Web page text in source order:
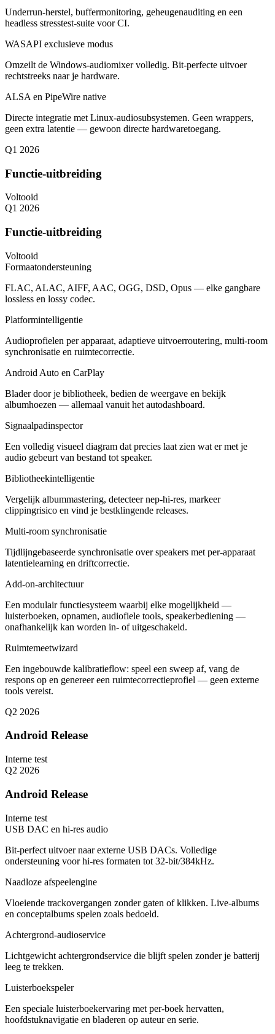
Underrun-herstel, buffermonitoring, geheugenauditing en een
headless stresstest-suite voor CI.
WASAPI exclusieve modus
Omzeilt de Windows-audiomixer volledig. Bit-perfecte uitvoer
rechtstreeks naar je hardware.
ALSA en PipeWire native
Directe integratie met Linux-audiosubsystemen. Geen wrappers,
geen extra latentie — gewoon directe hardwaretoegang.
Q1 2026
Functie-uitbreiding
Voltooid
Q1 2026
Functie-uitbreiding
Voltooid
Formaatondersteuning
FLAC, ALAC, AIFF, AAC, OGG, DSD, Opus — elke gangbare
lossless en lossy codec.
Platformintelligentie
Audioprofielen per apparaat, adaptieve uitvoerroutering, multi-room
synchronisatie en ruimtecorrectie.
Android Auto en CarPlay
Blader door je bibliotheek, bedien de weergave en bekijk
albumhoezen — allemaal vanuit het autodashboard.
Signaalpadinspector
Een volledig visueel diagram dat precies laat zien wat er met je
audio gebeurt van bestand tot speaker.
Bibliotheekintelligentie
Vergelijk albummastering, detecteer nep-hi-res, markeer
clippingrisico en vind je bestklingende releases.
Multi-room synchronisatie
Tijdlijngebaseerde synchronisatie over speakers met per-apparaat
latentielearning en driftcorrectie.
Add-on-architectuur
Een modulair functiesysteem waarbij elke mogelijkheid —
luisterboeken, opnamen, audiofiele tools, speakerbediening —
onafhankelijk kan worden in- of uitgeschakeld.
Ruimtemeetwizard
Een ingebouwde kalibratieflow: speel een sweep af, vang de
respons op en genereer een ruimtecorrectieprofiel — geen externe
tools vereist.
Q2 2026
Android Release
Interne test
Q2 2026
Android Release
Interne test
USB DAC en hi-res audio
Bit-perfect uitvoer naar externe USB DACs. Volledige
ondersteuning voor hi-res formaten tot 32-bit/384kHz.
Naadloze afspeelengine
Vloeiende trackovergangen zonder gaten of klikken. Live-albums
en conceptalbums spelen zoals bedoeld.
Achtergrond-audioservice
Lichtgewicht achtergrondservice die blijft spelen zonder je batterij
leeg te trekken.
Luisterboekspeler
Een speciale luisterboekervaring met per-boek hervatten,
hoofdstuknavigatie en bladeren op auteur en serie.